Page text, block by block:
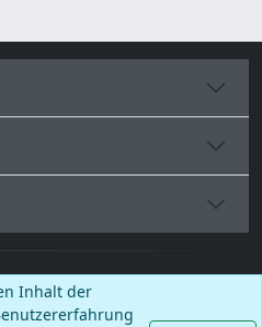
Inhalt der